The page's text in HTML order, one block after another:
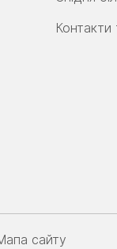
Контакти
сайту